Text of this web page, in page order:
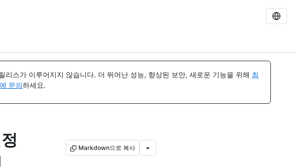
리스가 이루어지지 않습니다. 더 뛰어난 성능, 향상된 보안, 새로운 기능을 위해 최
문의하세요.
Markdown으로 복사